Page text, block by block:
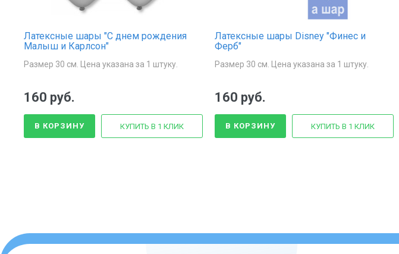
Латексные шары "С днем рождения
Малыш и Карлсон"
Размер 30 см. Цена указана за 1 штуку.
160 руб.
В КОРЗИНУ КУПИТЬ В 1 КЛИК
Латексные шары Disney "Финес и
Ферб"
Размер 30 см. Цена указана за 1 штуку.
160 руб.
В КОРЗИНУ КУПИТЬ В 1 КЛИК